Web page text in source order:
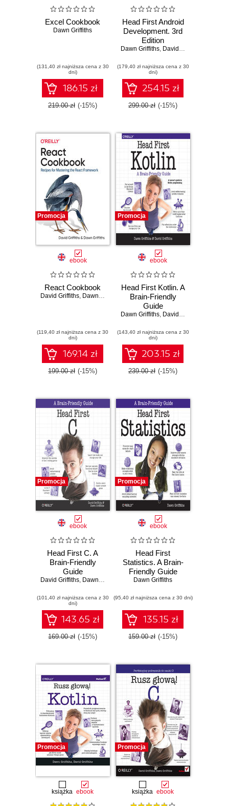
Excel Cookbook
Dawn Griffiths
(131,40 zł najniższa cena z 30
dni)
186.15 zł
219.00 zł (-15%)
Head First Android
Development. 3rd
Edition
Dawn Griffiths, David Griffiths
(179,40 zł najniższa cena z 30
dni)
254.15 zł
299.00 zł (-15%)
Promocja
ebook
React Cookbook
David Griffiths, Dawn Griffiths
(119,40 zł najniższa cena z 30
dni)
169.14 zł
199.00 zł (-15%)
Promocja
ebook
Head First Kotlin. A
Brain-Friendly
Guide
Dawn Griffiths, David Griffiths
(143,40 zł najniższa cena z 30
dni)
203.15 zł
239.00 zł (-15%)
Promocja
ebook
Head First C. A
Brain-Friendly
Guide
David Griffiths, Dawn Griffiths
(101,40 zł najniższa cena z 30
dni)
143.65 zł
169.00 zł (-15%)
Promocja
ebook
Head First
Statistics. A Brain-
Friendly Guide
Dawn Griffiths
(95,40 zł najniższa cena z 30 dni)
135.15 zł
159.00 zł (-15%)
Promocja
książka ebook
Promocja
książka ebook